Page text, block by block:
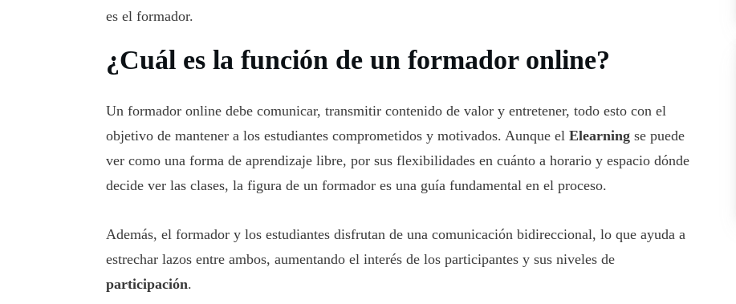
es el formador.
¿Cuál es la función de un formador online?
Un formador online debe comunicar, transmitir contenido de valor y entretener, todo esto con el
objetivo de mantener a los estudiantes comprometidos y motivados. Aunque el Elearning se puede
ver como una forma de aprendizaje libre, por sus flexibilidades en cuánto a horario y espacio dónde
decide ver las clases, la figura de un formador es una guía fundamental en el proceso.
Además, el formador y los estudiantes disfrutan de una comunicación bidireccional, lo que ayuda a
estrechar lazos entre ambos, aumentando el interés de los participantes y sus niveles de
participación.